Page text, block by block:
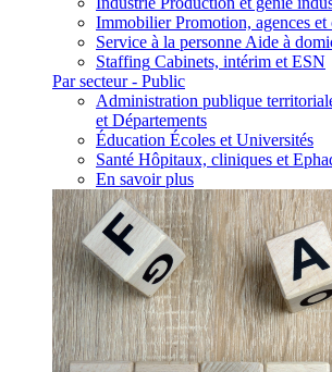
Immobilier Promotion, agences et
Service à la personne Aide à
Staffing Cabinets, intérim et ESN
Par secteur - Public
Administration publique
et Départements
Éducation Écoles et Universités
Santé Hôpitaux, cliniques et
En savoir plus